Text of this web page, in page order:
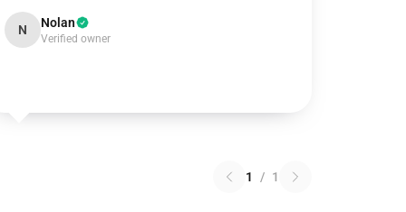
N Nolan
Verified owner
1 / 1